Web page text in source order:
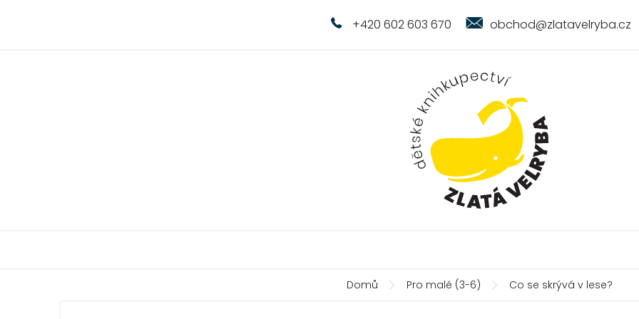
+420 602 603 670 obchod@zlatavelryba.cz
Domů Pro malé (3-6) Co se skrývá v lese?